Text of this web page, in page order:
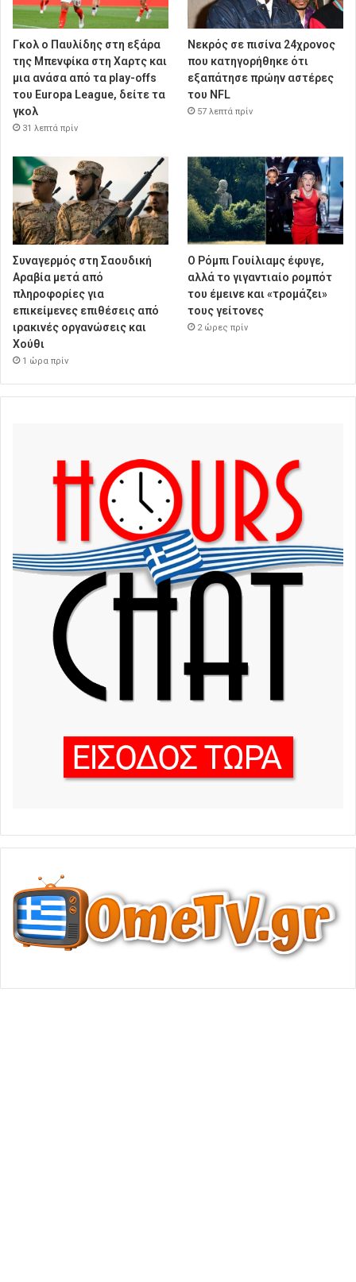
Γκολ ο Παυλίδης στη εξάρα
της Μπενφίκα στη Χαρτς και
μια ανάσα από τα play-offs
του Europa League, δείτε τα
γκολ
31 λεπτά πρίν
Νεκρός σε πισίνα 24χρονος
που κατηγορήθηκε ότι
εξαπάτησε πρώην αστέρες
του NFL
57 λεπτά πρίν
Συναγερμός στη Σαουδική
Αραβία μετά από
πληροφορίες για
επικείμενες επιθέσεις από
ιρακινές οργανώσεις και
Χούθι
1 ώρα πρίν
Ο Ρόμπι Γουίλιαμς έφυγε,
αλλά το γιγαντιαίο ρομπότ
του έμεινε και «τρομάζει»
τους γείτονες
2 ώρες πρίν